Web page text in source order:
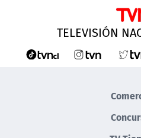
TELEVISIÓN